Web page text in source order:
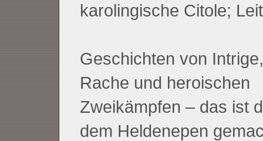
karolingische Citole;
Geschichten von
Rache und heroischen
Zweikämpfen – das ist
dem Heldenepen